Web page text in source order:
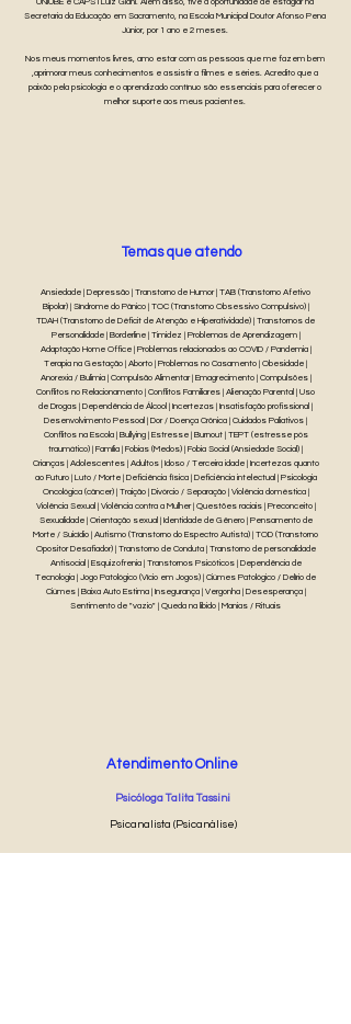
Secretaria da Educação em Sacramento, na Escola Municipal Doutor Afonso Pena
Júnior, por 1 ano e 2 meses.
Nos meus momentos livres, amo estar com as pessoas que me fazem bem
,aprimorar meus conhecimentos e assistir a filmes e séries. Acredito que a
paixão pela psicologia e o aprendizado contínuo são essenciais para oferecer o
melhor suporte aos meus pacientes.
Temas que atendo
Ansiedade | Depressão | Transtorno de Humor | TAB (Transtorno Afetivo
Bipolar) | Síndrome do Pânico | TOC (Transtorno Obsessivo Compulsivo) |
TDAH (Transtorno de Déficit de Atenção e Hiperatividade) | Transtornos de
Personalidade | Borderline | Timidez | Problemas de Aprendizagem |
Adaptação Home Office | Problemas relacionados ao COVID / Pandemia |
Terapia na Gestação | Aborto | Problemas no Casamento | Obesidade |
Anorexia / Bulimia | Compulsão Alimentar | Emagrecimento | Compulsões |
Conflitos no Relacionamento | Conflitos Familiares | Alienação Parental | Uso
de Drogas | Dependência de Álcool | Incertezas | Insatisfação profissional |
Desenvolvimento Pessoal | Dor / Doença Crônica | Cuidados Paliativos |
Conflitos na Escola | Bullying | Estresse | Burnout | TEPT (estresse pós
traumático) | Família | Fobias (Medos) | Fobia Social (Ansiedade Social) |
Crianças | Adolescentes | Adultos | Idoso / Terceira idade | Incertezas quanto
ao Futuro | Luto / Morte | Deficiência física | Deficiência intelectual | Psicologia
Oncológica (câncer) | Traição | Divórcio / Separação | Violência doméstica |
Violência Sexual | Violência contra a Mulher | Questões raciais | Preconceito |
Sexualidade | Orientação sexual | Identidade de Gênero | Pensamento de
Morte / Suicídio | Autismo (Transtorno do Espectro Autista) | TOD (Transtorno
Opositor Desafiador) | Transtorno de Conduta | Transtorno de personalidade
Antisocial | Esquizofrenia | Transtornos Psicóticos | Dependência de
Tecnologia | Jogo Patológico (Vício em Jogos) | Ciúmes Patológico / Delírio de
Ciúmes | Baixa Auto Estima | Insegurança | Vergonha | Desesperança |
Sentimento de "vazio" | Queda na libido | Manias / Rituais
Atendimento Online
Psicóloga Talita Tassini
Psicanalista (Psicanálise)